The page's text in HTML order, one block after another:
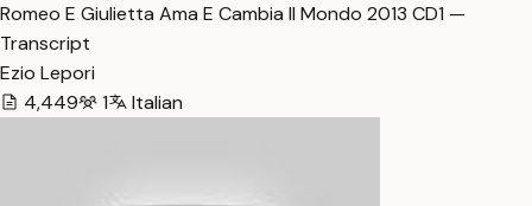
Romeo E Giulietta Ama E Cambia Il Mondo 2013 CD1 —
Transcript
Ezio Lepori
4,449
1 Italian